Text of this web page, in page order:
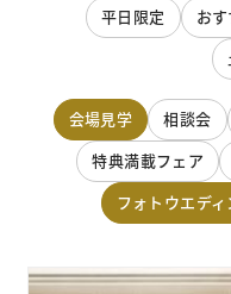
平日限定 お
会場見学 相談会
特典満載フェア
フォトウエデ